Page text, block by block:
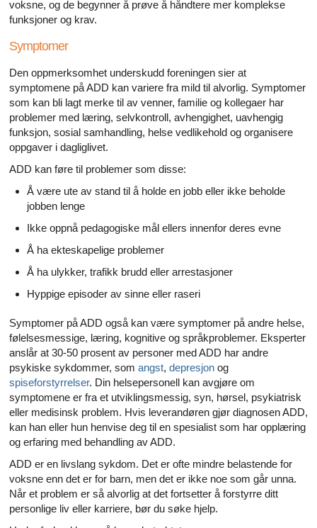
voksne, og de begynner å prøve å håndtere mer komplekse
funksjoner og krav.
Symptomer
Den oppmerksomhet underskudd foreningen sier at
symptomene på ADD kan variere fra mild til alvorlig. Symptomer
som kan bli lagt merke til av venner, familie og kollegaer har
problemer med læring, selvkontroll, avhengighet, uavhengig
funksjon, sosial samhandling, helse vedlikehold og organisere
oppgaver i dagliglivet.
ADD kan føre til problemer som disse:
Å være ute av stand til å holde en jobb eller ikke beholde
jobben lenge
Ikke oppnå pedagogiske mål ellers innenfor deres evne
Å ha ekteskapelige problemer
Å ha ulykker, trafikk brudd eller arrestasjoner
Hyppige episoder av sinne eller raseri
Symptomer på ADD også kan være symptomer på andre helse,
følelsesmessige, læring, kognitive og språkproblemer. Eksperter
anslår at 30-50 prosent av personer med ADD har andre
psykiske sykdommer, som angst, depresjon og
spiseforstyrrelser. Din helsepersonell kan avgjøre om
symptomene er fra et utviklingsmessig, syn, hørsel, psykiatrisk
eller medisinsk problem. Hvis leverandøren gjør diagnosen ADD,
kan han eller hun henvise deg til en spesialist som har opplæring
og erfaring med behandling av ADD.
ADD er en livslang sykdom. Det er ofte mindre belastende for
voksne enn det er for barn, men det er ikke noe som går unna.
Når et problem er så alvorlig at det fortsetter å forstyrre ditt
personlige liv eller karriere, bør du søke hjelp.